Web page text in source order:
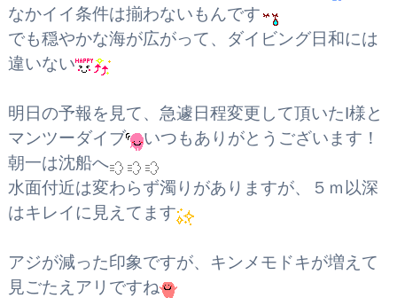
なかイイ条件は揃わないもんです
でも穏やかな海が広がって、ダイビング日和には
違いない
明日の予報を見て、急遽日程変更して頂いたI様と
マンツーダイブ
いつもありがとうございます！
朝一は沈船へ
水面付近は変わらず濁りがありますが、５ｍ以深
はキレイに見えてます
アジが減った印象ですが、キンメモドキが増えて
見ごたえアリですね